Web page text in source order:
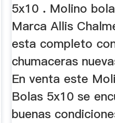
5x10 . Molino
Marca Allis
esta completo
chumaceras
En venta este
Bolas 5x10 se
buenas